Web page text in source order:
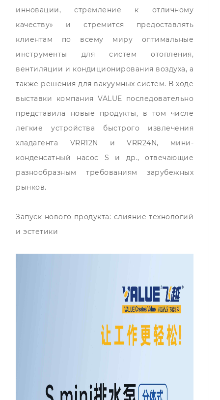
инновации, стремление к отличному
качеству» и стремится предоставлять
клиентам по всему миру оптимальные
инструменты для систем отопления,
вентиляции и кондиционирования воздуха, а
также решения для вакуумных систем. В ходе
выставки компания VALUE последовательно
представила новые продукты, в том числе
легкие устройства быстрого извлечения
хладагента VRR12N и VRR24N, мини-
конденсатный насос S и др., отвечающие
разнообразным требованиям зарубежных
рынков.
Запуск нового продукта: слияние технологий
и эстетики